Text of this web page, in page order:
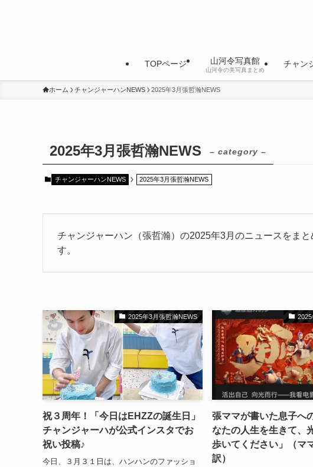
TOPページ 山河令写真館
山河令の美写真まとめ
チャン
ホーム チャンジャーハンNEWS 2025年3月張哲瀚NEWS
2025年3月張哲瀚NEWS – category –
チャンジャーハンNEWS 2025年3月張哲瀚NEWS
チャンジャーハン（張哲瀚）の2025年3月のニュースをま
す。
2025年3月張哲瀚NEWS
祝３周年！「今日はEHZZの誕生日」
チャンジャーハが公式インスタでお
祝い投稿♪
今日、３月３１日は、ハンハンのファッショ
張ママが書いた息子へ
なたの人生を生きて、
歩いてください」（マ
訳）